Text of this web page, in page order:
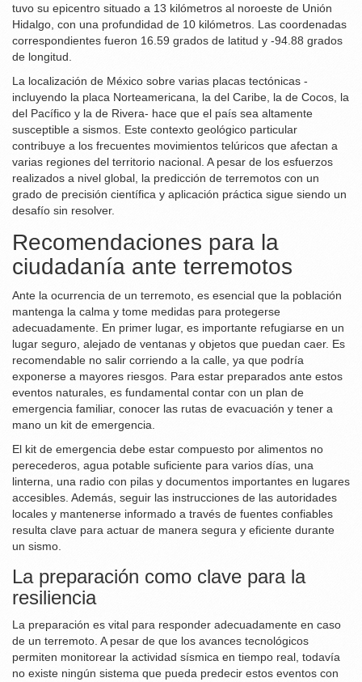
tuvo su epicentro situado a 13 kilómetros al noroeste de Unión
Hidalgo, con una profundidad de 10 kilómetros. Las coordenadas
correspondientes fueron 16.59 grados de latitud y -94.88 grados
de longitud.
La localización de México sobre varias placas tectónicas -
incluyendo la placa Norteamericana, la del Caribe, la de Cocos, la
del Pacífico y la de Rivera- hace que el país sea altamente
susceptible a sismos. Este contexto geológico particular
contribuye a los frecuentes movimientos telúricos que afectan a
varias regiones del territorio nacional. A pesar de los esfuerzos
realizados a nivel global, la predicción de terremotos con un
grado de precisión científica y aplicación práctica sigue siendo un
desafío sin resolver.
Recomendaciones para la
ciudadanía ante terremotos
Ante la ocurrencia de un terremoto, es esencial que la población
mantenga la calma y tome medidas para protegerse
adecuadamente. En primer lugar, es importante refugiarse en un
lugar seguro, alejado de ventanas y objetos que puedan caer. Es
recomendable no salir corriendo a la calle, ya que podría
exponerse a mayores riesgos. Para estar preparados ante estos
eventos naturales, es fundamental contar con un plan de
emergencia familiar, conocer las rutas de evacuación y tener a
mano un kit de emergencia.
El kit de emergencia debe estar compuesto por alimentos no
perecederos, agua potable suficiente para varios días, una
linterna, una radio con pilas y documentos importantes en lugares
accesibles. Además, seguir las instrucciones de las autoridades
locales y mantenerse informado a través de fuentes confiables
resulta clave para actuar de manera segura y eficiente durante
un sismo.
La preparación como clave para la
resiliencia
La preparación es vital para responder adecuadamente en caso
de un terremoto. A pesar de que los avances tecnológicos
permiten monitorear la actividad sísmica en tiempo real, todavía
no existe ningún sistema que pueda predecir estos eventos con